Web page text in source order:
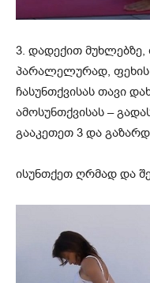
3. დადექით მუხლებზე,
პარალელურად, ფეხის
ჩასუნთქვისას თავი
ამოსუნთქვისას –
გააკეთეთ 3 და
ისუნთქეთ ღრმად და